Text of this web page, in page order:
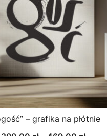
– grafika na płótnie